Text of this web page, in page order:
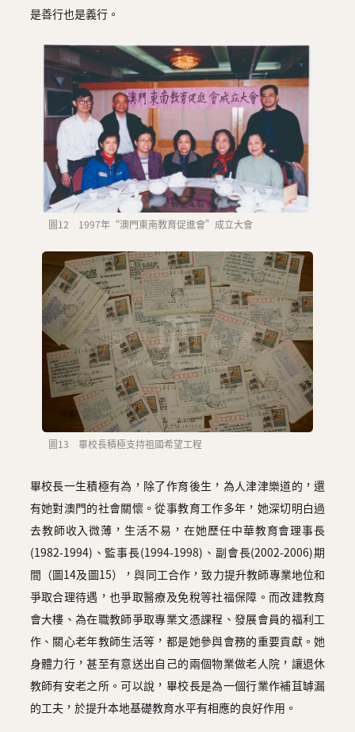
是善行也是義行。
圖12 1997年“澳門東南教育促進會”成立大會
圖13 畢校長積極支持祖國希望工程
畢校長一生積極有為，除了作育後生，為人津津樂道的，還
有她對澳門的社會關懷。從事教育工作多年，她深切明白過
去教師收入微薄，生活不易，在她歷任中華教育會理事長
(1982-1994)、監事長(1994-1998)、副會長(2002-2006)期
間（圖14及圖15），與同工合作，致力提升教師專業地位和
爭取合理待遇，也爭取醫療及免稅等社福保障。而改建教育
會大樓、為在職教師爭取專業文憑課程、發展會員的福利工
作、關心老年教師生活等，都是她參與會務的重要貢獻。她
身體力行，甚至有意送出自己的兩個物業做老人院，讓退休
教師有安老之所。可以說，畢校長是為一個行業作補苴罅漏
的工夫，於提升本地基礎教育水平有相應的良好作用。